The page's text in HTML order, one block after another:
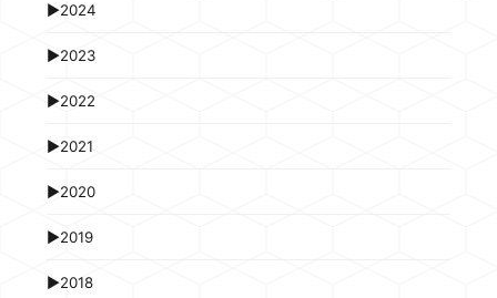
►2024
►2023
►2022
►2021
►2020
►2019
►2018